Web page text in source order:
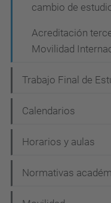
cambio de
Acreditación
Movilidad
Trabajo Final de
Calendarios
Horarios y aulas
Normativas